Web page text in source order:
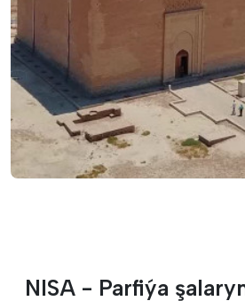
NISA - Parfiýa